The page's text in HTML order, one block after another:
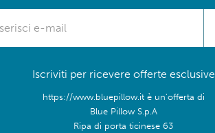
Iscriviti per ricevere offerte esclusive
https://www.bluepillow.it è un'offerta di
Blue Pillow S.p.A
Ripa di porta ticinese 63